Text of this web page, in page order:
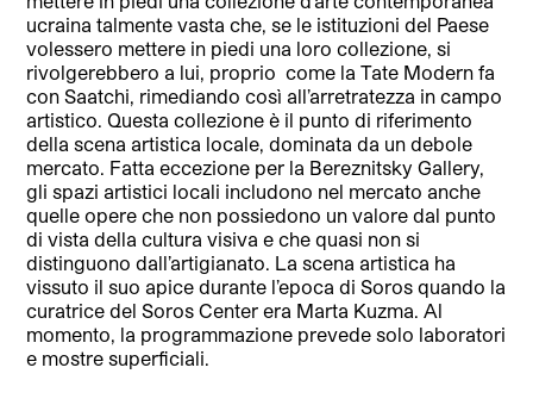
ucraina talmente vasta che, se le istituzioni del Paese
volessero mettere in piedi una loro collezione, si
rivolgerebbero a lui, proprio come la Tate Modern fa
con Saatchi, rimediando così all’arretratezza in campo
artistico. Questa collezione è il punto di riferimento
della scena artistica locale, dominata da un debole
mercato. Fatta eccezione per la Bereznitsky Gallery,
gli spazi artistici locali includono nel mercato anche
quelle opere che non possiedono un valore dal punto
di vista della cultura visiva e che quasi non si
distinguono dall’artigianato. La scena artistica ha
vissuto il suo apice durante l’epoca di Soros quando la
curatrice del Soros Center era Marta Kuzma. Al
momento, la programmazione prevede solo laboratori
e mostre superficiali.